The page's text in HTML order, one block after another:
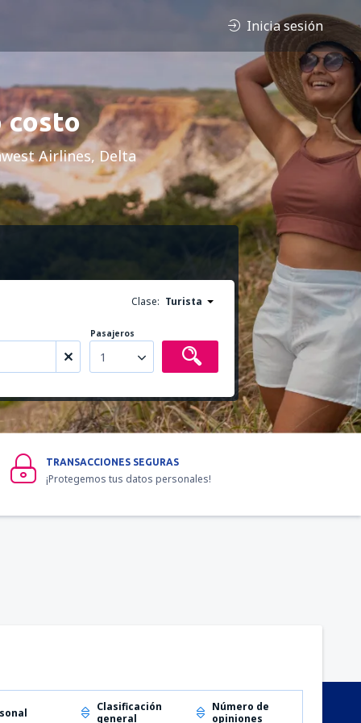
Inicia sesión
costo
Airlines, Delta
Clase: Turista
Pasajeros
1
TRANSACCIONES SEGURAS
¡Protegemos tus datos personales!
Clasificación
general
Número de
opiniones